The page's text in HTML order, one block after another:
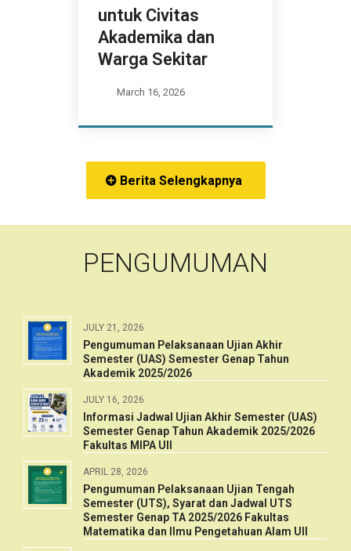
untuk Civitas
Akademika dan
Warga Sekitar
March 16, 2026
Berita Selengkapnya
PENGUMUMAN
JULY 21, 2026
Pengumuman Pelaksanaan Ujian Akhir
Semester (UAS) Semester Genap Tahun
Akademik 2025/2026
JULY 16, 2026
Informasi Jadwal Ujian Akhir Semester (UAS)
Semester Genap Tahun Akademik 2025/2026
Fakultas MIPA UII
APRIL 28, 2026
Pengumuman Pelaksanaan Ujian Tengah
Semester (UTS), Syarat dan Jadwal UTS
Semester Genap TA 2025/2026 Fakultas
Matematika dan Ilmu Pengetahuan Alam UII